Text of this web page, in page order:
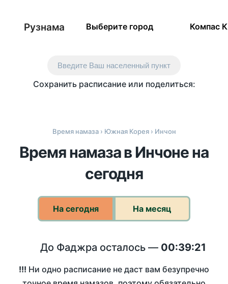
Рузнама Выберите город Компас
Введите Ваш населенный пункт
Сохранить расписание или поделиться:
Время намаза› Южная Корея› Инчон
Время намаза в Инчоне на
сегодня
На сегодня На месяц
До Фаджра осталось — 00:39:21
!!! Ни одно расписание не даст вам безупречно